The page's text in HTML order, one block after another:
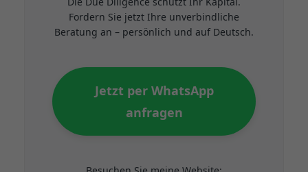
Fordern Sie jetzt Ihre unverbindliche
Beratung an – persönlich und auf Deutsch.
Jetzt per WhatsApp
anfragen